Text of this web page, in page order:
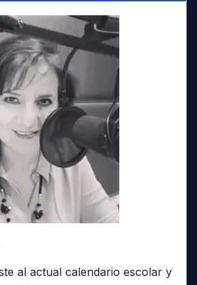
al actual calendario escolar y